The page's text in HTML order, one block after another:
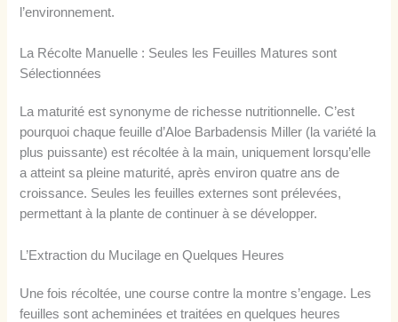
l’environnement.
La Récolte Manuelle : Seules les Feuilles Matures sont
Sélectionnées
La maturité est synonyme de richesse nutritionnelle. C’est
pourquoi chaque feuille d’Aloe Barbadensis Miller (la variété la
plus puissante) est récoltée à la main, uniquement lorsqu’elle
a atteint sa pleine maturité, après environ quatre ans de
croissance. Seules les feuilles externes sont prélevées,
permettant à la plante de continuer à se développer.
L’Extraction du Mucilage en Quelques Heures
Une fois récoltée, une course contre la montre s’engage. Les
feuilles sont acheminées et traitées en quelques heures